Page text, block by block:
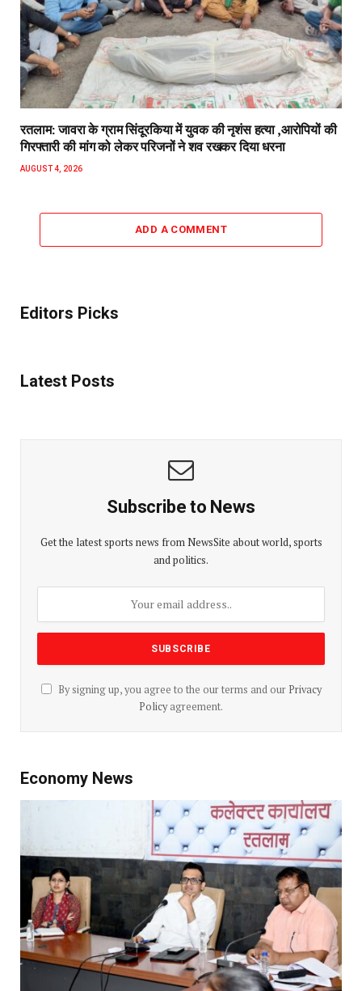
रतलाम: जावरा के ग्राम सिंदूरकिया में युवक की नृशंस हत्या ,आरोपियों की
गिरफ्तारी की मांग को लेकर परिजनों ने शव रखकर दिया धरना
AUGUST 4, 2026
ADD A COMMENT
Editors Picks
Latest Posts
Subscribe to News
Get the latest sports news from NewsSite about world, sports
and politics.
By signing up, you agree to the our terms and our Privacy
Policyagreement.
Economy News